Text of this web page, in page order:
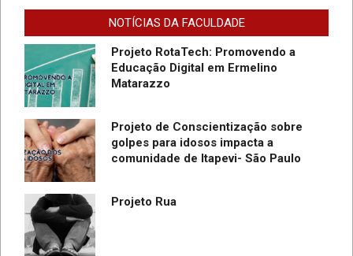
NOTÍCIAS DA FACULDADE
Promover Segurança na Internet
Projeto RotaTech: Promovendo a
Educação Digital em Ermelino
Matarazzo
Projeto de Conscientização sobre
golpes para idosos impacta a
comunidade de Itapevi- São Paulo
Projeto Rua